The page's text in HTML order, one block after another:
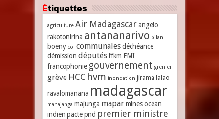
Étiquettes
agriculture Air Madagascar angelo
rakotonirina antananarivo bilan
boeny coi communales déchéance
démission députés ffkm FMI
francophonie gouvernement grenier
grève HCC hvm inondation jirama lalao
ravalomanana madagascar
mahajanga majunga mapar mines océan
indien pacte pnd premier ministre